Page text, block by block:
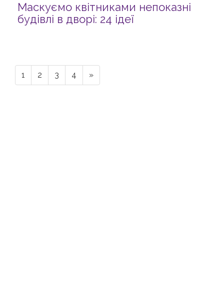
Маскуємо квітниками непоказні
будівлі в дворі: 24 ідеї
1 2 3 4 »